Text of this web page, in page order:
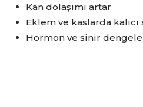
Kan dolaşımı artar
Eklem ve kaslarda
Hormon ve sinir